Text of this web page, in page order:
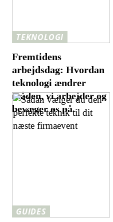
TEKNOLOGI
Fremtidens
arbejdsdag: Hvordan
teknologi ændrer
måden, vi arbejder og
bevæger os på
GUIDES